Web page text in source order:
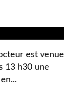
est venue
13 h30 une